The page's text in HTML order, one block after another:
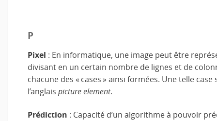
P
Pixel : En informatique, une image peut être
divisant en un certain nombre de lignes et de
chacune des « cases » ainsi formées. Une telle
l’anglais picture element.
Prédiction : Capacité d’un algorithme à pouvoir